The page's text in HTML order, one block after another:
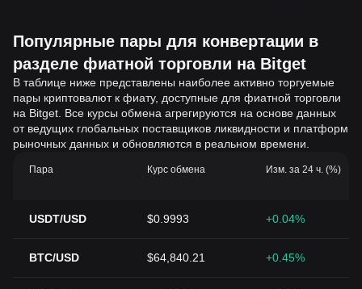
Популярные пары для конвертации в
разделе фиатной торговли на Bitget
В таблице ниже представлены наиболее активно торгуемые
пары криптовалют к фиату, доступные для фиатной торговли
на Bitget. Все курсы обмена агрегируются на основе данных
от ведущих глобальных поставщиков ликвидности и платформ
рыночных данных и обновляются в реальном времени.
Пара Курс обмена Изм. за 24 ч. (%)
USDT/USD $0.9993 +0.04%
BTC/USD $64,840.21 +0.45%